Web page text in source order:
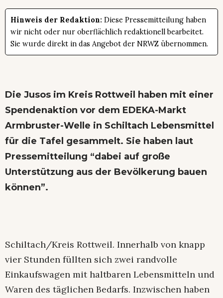
Hinweis der Redaktion: Diese Pressemitteilung haben
wir nicht oder nur oberflächlich redaktionell bearbeitet.
Sie wurde direkt in das Angebot der NRWZ übernommen.
Die Jusos im Kreis Rottweil haben mit einer
Spendenaktion vor dem EDEKA-Markt
Armbruster-Welle in Schiltach Lebensmittel
für die Tafel gesammelt. Sie haben laut
Pressemitteilung “dabei auf große
Unterstützung aus der Bevölkerung bauen
können”.
Schiltach/Kreis Rottweil. Innerhalb von knapp
vier Stunden füllten sich zwei randvolle
Einkaufswagen mit haltbaren Lebensmitteln und
Waren des täglichen Bedarfs. Inzwischen haben